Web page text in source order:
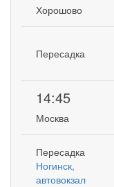
Хорошово
Пересадка
14:45
Москва
Пересадка
Ногинск,
автовокзал